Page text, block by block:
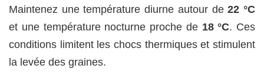
Maintenez une température diurne autour de22 °C
et une température nocturne proche de 18 °C. Ces
conditions limitent les chocs thermiques et stimulent
la levée des graines.